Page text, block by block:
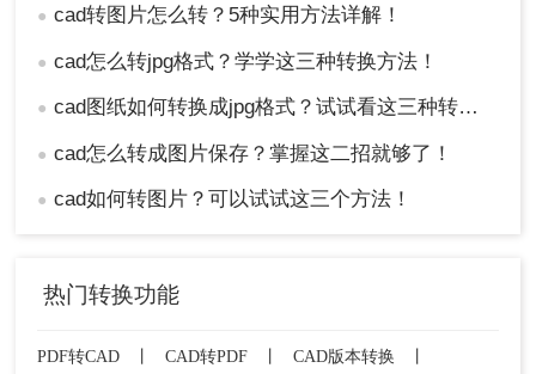
● cad转图片怎么转？5种实用方法详解！
● cad怎么转jpg格式？学学这三种转换方法！
● cad图纸如何转换成jpg格式？试试看这三种转换方式！
● cad怎么转成图片保存？掌握这二招就够了！
● cad如何转图片？可以试试这三个方法！
热门转换功能
PDF转CAD CAD转PDF CAD版本转换